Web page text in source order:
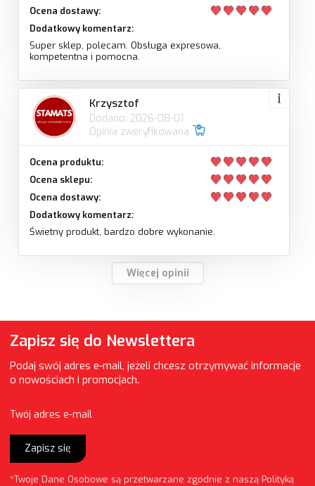
Ocena dostawy:
Dodatkowy komentarz:
Super sklep, polecam. Obsługa expresowa,
kompetentna i pomocna.
Krzysztof
Dodano: 2026-08-01
Opinia zweryfikowana
Ocena produktu:
Ocena sklepu:
Ocena dostawy:
Dodatkowy komentarz:
Świetny produkt, bardzo dobre wykonanie.
Więcej opinii
Zapisz się do Newslettera
Podaj swój adres e-mail, jeżeli chcesz otrzymywać informacje
o nowościach i promocjach.
Twój adres e-mail
Zapisz się
*Twoje Dane Osobowe są przetwarzane zgodnie z naszą Polityką